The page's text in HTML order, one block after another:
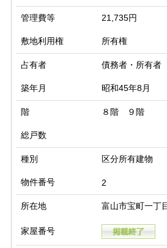
管理費等 21,735円
敷地利用権 所有権
占有者 債務者・所有者
築年月 昭和45年8月
階 ８階 ９階
総戸数
種別 区分所有建物
物件番号 2
所在地 富山市宝町一丁
家屋番号